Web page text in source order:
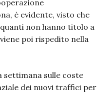
è evidente, visto che
non hanno titolo a
poi rispedito nella
settimana sulle coste
dei nuovi traffici per